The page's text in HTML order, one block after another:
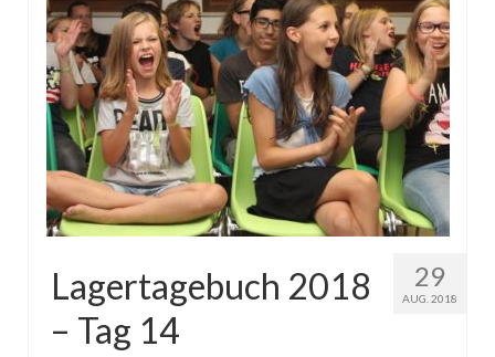
29
AUG. 2018
Lagertagebuch 2018
– Tag 14